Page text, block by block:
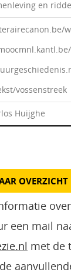
en
vossenstreek
Huijghe
OVERZICHT
een mail
met de